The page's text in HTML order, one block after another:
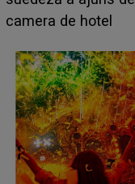
faptului împlinit, A